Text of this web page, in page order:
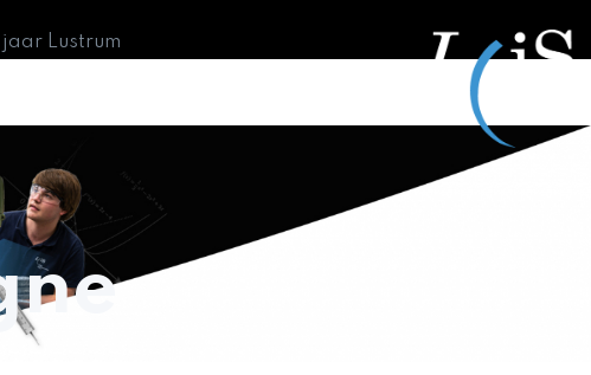
jaar Lustrum